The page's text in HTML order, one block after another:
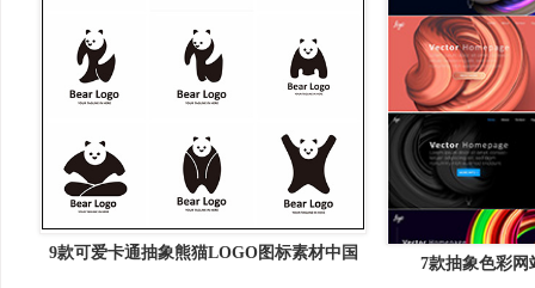
9款可爱卡通抽象熊猫LOGO图标素材中国
7款抽象色彩网